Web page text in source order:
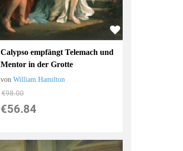
Calypso empfängt Telemach und
Mentor in der Grotte
vonWilliam Hamilton
€98.00
€56.84